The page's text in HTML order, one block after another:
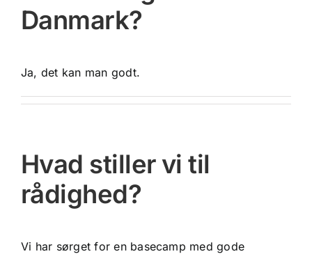
Danmark?
Ja, det kan man godt.
Hvad stiller vi til
rådighed?
Vi har sørget for en basecamp med gode